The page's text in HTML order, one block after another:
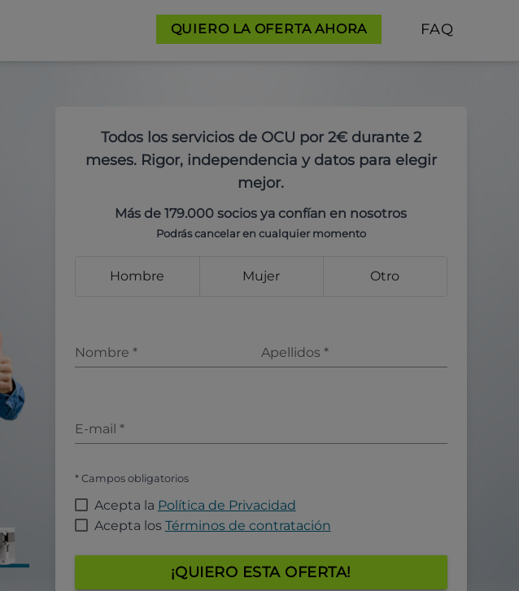
QUIERO LA OFERTA AHORA FAQ
Todos los servicios de OCU por 2€ durante 2
meses. Rigor, independencia y datos para elegir
mejor.
Más de 179.000 socios ya confían en nosotros
Podrás cancelar en cualquier momento
Hombre Mujer Otro
Nombre * Apellidos *
E-mail *
* Campos obligatorios
Acepta la Política de Privacidad
Acepta los Términos de contratación
¡QUIERO ESTA OFERTA!